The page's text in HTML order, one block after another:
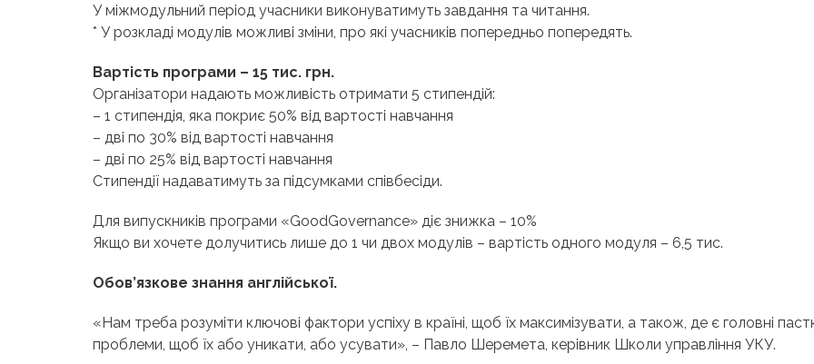
У міжмодульний період учасники виконуватимуть завдання та читання.
* У розкладі модулів можливі зміни, про які учасників попередньо попередять.
Вартість програми – 15 тис. грн.
Організатори надають можливість отримати 5 стипендій:
– 1 стипендія, яка покриє 50% від вартості навчання
– дві по 30% від вартості навчання
– дві по 25% від вартості навчання
Стипендії надаватимуть за підсумками співбесіди.
Для випускників програми «GoodGovernance» діє знижка – 10%
Якщо ви хочете долучитись лише до 1 чи двох модулів – вартість одного модуля – 6,5 тис.
Обов’язкове знання англійської.
«Нам треба розуміти ключові фактори успіху в країні, щоб їх максимізувати, а також, де є головні
проблеми, щоб їх або уникати, або усувати», – Павло Шеремета, керівник Школи управління УКУ.